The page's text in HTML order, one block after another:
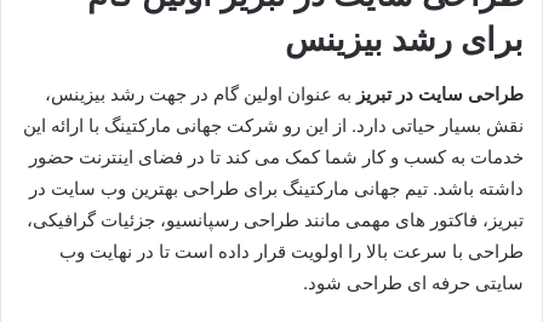
برای رشد بیزینس
طراحی سایت در تبریز به عنوان اولین گام در جهت رشد بیزینس،
نقش بسیار حیاتی دارد. از این رو شرکت جهانی مارکتینگ با ارائه این
خدمات به کسب و کار شما کمک می کند تا در فضای اینترنت حضور
داشته باشد. تیم جهانی مارکتینگ برای طراحی بهترین وب سایت در
تبریز، فاکتور های مهمی مانند طراحی رسپانسیو، جزئیات گرافیکی،
طراحی با سرعت بالا را اولویت قرار داده است تا در نهایت وب
سایتی حرفه ای طراحی شود.